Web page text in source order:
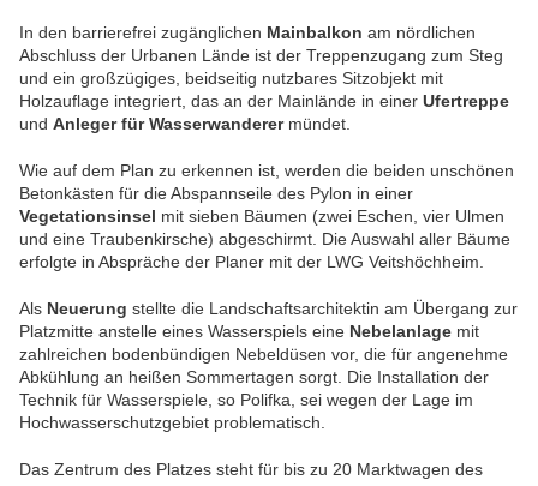
In den barrierefrei zugänglichen Mainbalkon am nördlichen
Abschluss der Urbanen Lände ist der Treppenzugang zum Steg
und ein großzügiges, beidseitig nutzbares Sitzobjekt mit
Holzauflage integriert, das an der Mainlände in einer Ufertreppe
und Anleger für Wasserwanderermündet.
Wie auf dem Plan zu erkennen ist, werden die beiden unschönen
Betonkästen für die Abspannseile des Pylon in einer
Vegetationsinsel mit sieben Bäumen (zwei Eschen, vier Ulmen
und eine Traubenkirsche) abgeschirmt. Die Auswahl aller Bäume
erfolgte in Abspräche der Planer mit der LWG Veitshöchheim.
Als Neuerung stellte die Landschaftsarchitektin am Übergang zur
Platzmitte anstelle eines Wasserspiels eine Nebelanlage mit
zahlreichen bodenbündigen Nebeldüsen vor, die für angenehme
Abkühlung an heißen Sommertagen sorgt. Die Installation der
Technik für Wasserspiele, so Polifka, sei wegen der Lage im
Hochwasserschutzgebiet problematisch.
Das Zentrum des Platzes steht für bis zu 20 Marktwagen des